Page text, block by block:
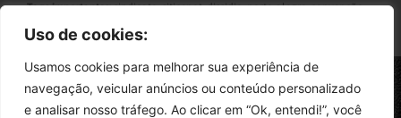
Uso de cookies:
Usamos cookies para melhorar sua experiência de
navegação, veicular anúncios ou conteúdo personalizado
e analisar nosso tráfego. Ao clicar em “Ok, entendi!”, você
Tags importantes: sindicato, siticepot, dissidio, porto alegre, convenção
Siticepot